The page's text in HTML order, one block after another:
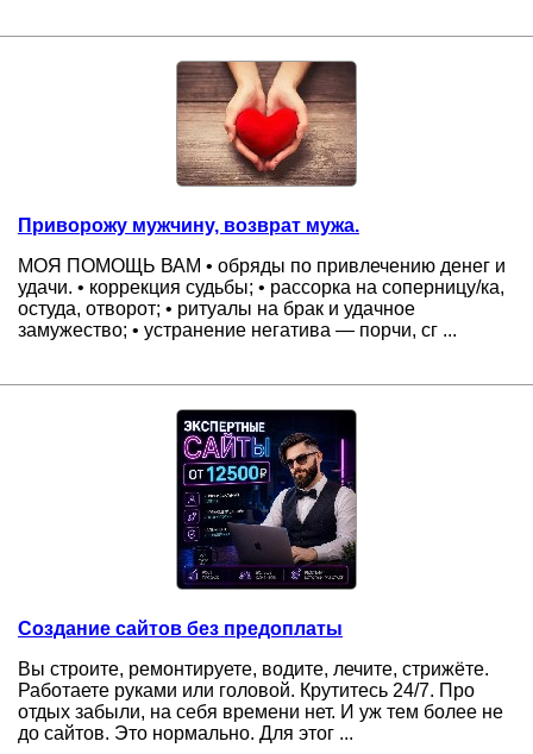
Приворожу мужчину, возврат мужа.
МОЯ ПОМОЩЬ ВАМ • обряды по привлечению денег и
удачи. • коррекция судьбы; • рассорка на соперницу/ка,
остуда, отворот; • ритуалы на брак и удачное
замужество; • устранение негатива — порчи, сг ...
Создание сайтов без предоплаты
Вы строите, ремонтируете, водите, лечите, стрижёте.
Работаете руками или головой. Крутитесь 24/7. Про
отдых забыли, на себя времени нет. И уж тем более не
до сайтов. Это нормально. Для этог ...